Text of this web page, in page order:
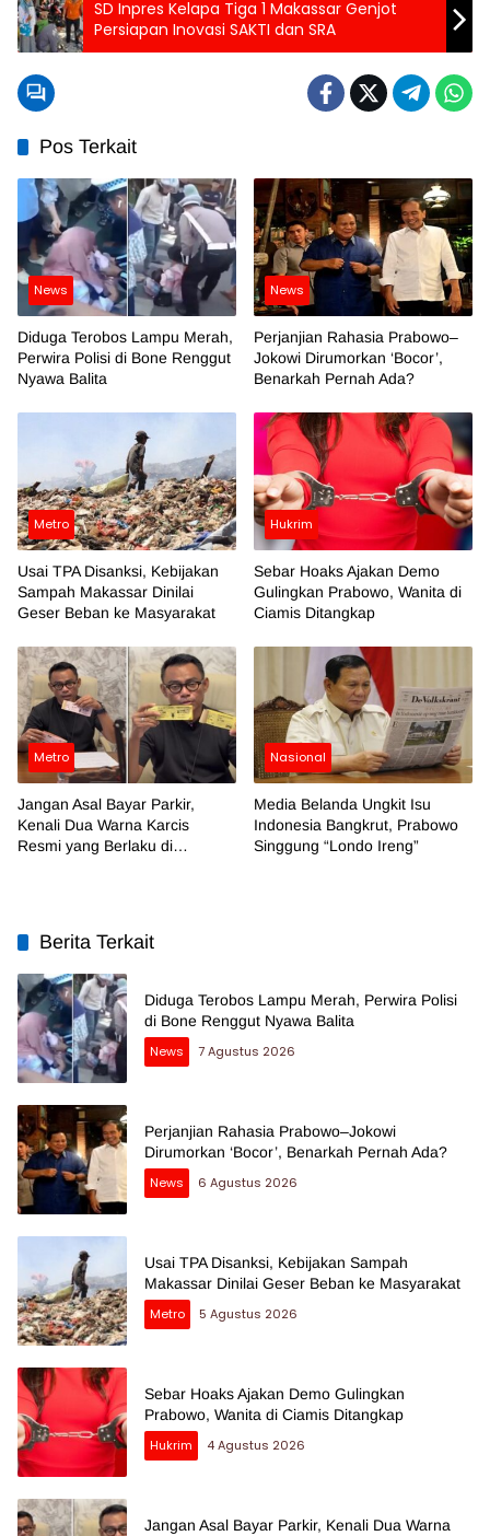
SD Inpres Kelapa Tiga 1 Makassar Genjot
Persiapan Inovasi SAKTI dan SRA
Pos Terkait
News
Diduga Terobos Lampu Merah,
Perwira Polisi di Bone Renggut
Nyawa Balita
News
Perjanjian Rahasia Prabowo–
Jokowi Dirumorkan ‘Bocor’,
Benarkah Pernah Ada?
Metro
Usai TPA Disanksi, Kebijakan
Sampah Makassar Dinilai
Geser Beban ke Masyarakat
Hukrim
Sebar Hoaks Ajakan Demo
Gulingkan Prabowo, Wanita di
Ciamis Ditangkap
Metro
Jangan Asal Bayar Parkir,
Kenali Dua Warna Karcis
Resmi yang Berlaku di
Nasional
Media Belanda Ungkit Isu
Indonesia Bangkrut, Prabowo
Singgung “Londo Ireng”
Berita Terkait
Diduga Terobos Lampu Merah, Perwira Polisi
di Bone Renggut Nyawa Balita
News
7 Agustus 2026
Perjanjian Rahasia Prabowo–Jokowi
Dirumorkan ‘Bocor’, Benarkah Pernah Ada?
News
6 Agustus 2026
Usai TPA Disanksi, Kebijakan Sampah
Makassar Dinilai Geser Beban ke Masyarakat
Metro
5 Agustus 2026
Sebar Hoaks Ajakan Demo Gulingkan
Prabowo, Wanita di Ciamis Ditangkap
Hukrim
4 Agustus 2026
Jangan Asal Bayar Parkir, Kenali Dua Warna